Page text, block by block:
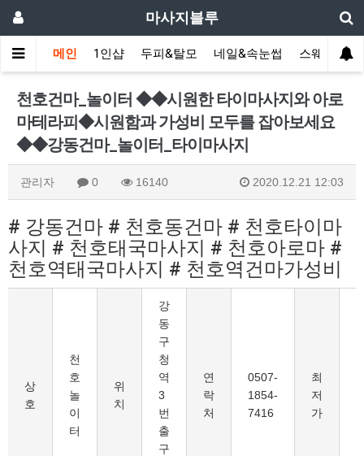
마사지블루
메인 1인샵 두피&탈모 네일&속눈썹 스웨디시(
천호건마_놀이터 ◆◆시원한 타이마사지와 아로
마테라피◆시원함과 가성비 모두를 잡아보세요
◆◆강동건마_놀이터_타이마사지
관리자 0 16140 2020.12.21 12:03
# 강동건마 # 천호동건마 # 천호타이마
사지 # 천호태국마사지 # 천호아로마 #
천호역태국마사지 # 천호역건마가성비
상
호
천
호
놀
이
터
위
치
강
동
구
청
역
3
번
출
구
연
락
처
0507-
1854-
7416
최
저
가